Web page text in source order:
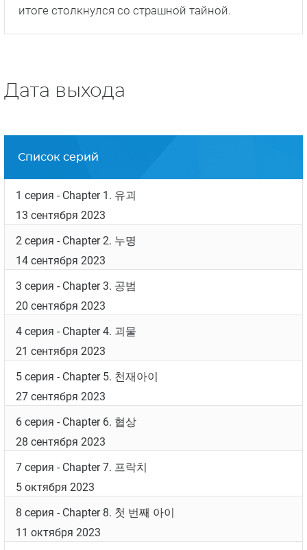
после съемок в таких дорамах, как «Поцелуй
шестого чувства» и «Криминальный город».
звезде корейского кинематографа –
Зрителям она запомнилось по сериалу «
В картине также снялся
психопата»). Он сыграл детектива Пак Сан-юна,
который расследовал похищения Ро-хи, а в
итоге столкнулся со страшной тайной.
Дата выхода
Список серий
1 серия
- Chapter 1. 유괴
13 сентября 2023
2 серия
- Chapter 2. 누명
14 сентября 2023
3 серия
- Chapter 3. 공범
20 сентября 2023